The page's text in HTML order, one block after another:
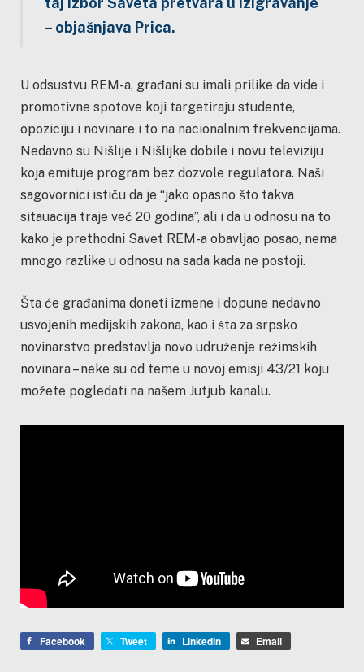
– objašnjava Prica.
U odsustvu REM-a, građani su imali prilike da vide i
promotivne spotove koji targetiraju studente,
opoziciju i novinare i to na nacionalnim frekvencijama.
Nedavno su Nišlije i Nišlijke dobile i novu televiziju
koja emituje program bez dozvole regulatora. Naši
sagovornici ističu da je “jako opasno što takva
sitauacija traje već 20 godina”, ali i da u odnosu na to
kako je prethodni Savet REM-a obavljao posao, nema
mnogo razlike u odnosu na sada kada ne postoji.
Šta će građanima doneti izmene i dopune nedavno
usvojenih medijskih zakona, kao i šta za srpsko
novinarstvo predstavlja novo udruženje režimskih
novinara – neke su od teme u novoj emisji 43/21 koju
možete pogledati na našem Jutjub kanalu.
Facebook Tweet LinkedIn Email